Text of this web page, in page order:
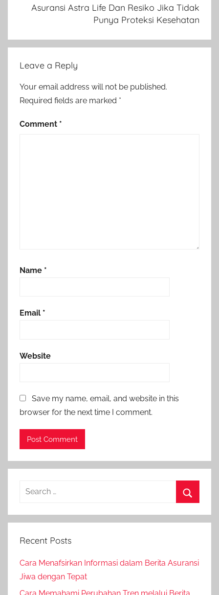
Asuransi Astra Life Dan Resiko Jika Tidak
Punya Proteksi Kesehatan
Leave a Reply
Your email address will not be published.
Required fields are marked *
Comment *
Name *
Email *
Website
Save my name, email, and website in this
browser for the next time I comment.
Recent Posts
Cara Menafsirkan Informasi dalam Berita Asuransi
Jiwa dengan Tepat